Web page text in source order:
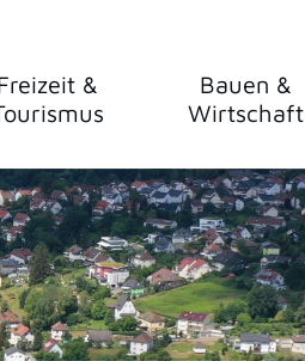
&
Bauen &
Wirtschaft